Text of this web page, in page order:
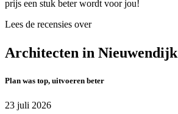
prijs een stuk beter wordt voor jou!
Lees de recensies over
Architecten in Nieuwendijk
Plan was top, uitvoeren beter
23 juli 2026